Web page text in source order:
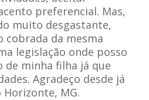
preferencial. Mas,
muito desgastante,
cobrada da mesma
legislação onde posso
de minha filha já que
Agradeço desde já
Horizonte, MG.